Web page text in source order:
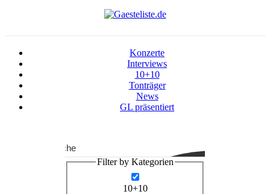
Konzerte
Interviews
10+10
Tonträger
News
GL präsentiert
Suche
Filter by Kategorien
10+10